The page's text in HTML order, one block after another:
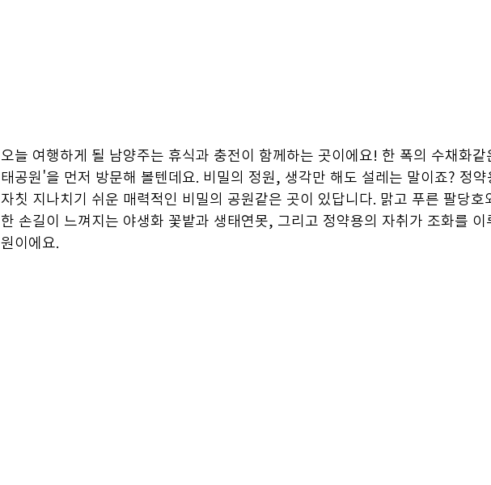
오늘 여행하게 될 남양주는 휴식과 충전이 함께하는 곳이에요! 한 폭의 수채화
태공원'을 먼저 방문해 볼텐데요. 비밀의 정원, 생각만 해도 설레는 말이죠? 정
자칫 지나치기 쉬운 매력적인 비밀의 공원같은 곳이 있답니다. 맑고 푸른 팔당
한 손길이 느껴지는 야생화 꽃밭과 생태연못, 그리고 정약용의 자취가 조화를
원이에요.